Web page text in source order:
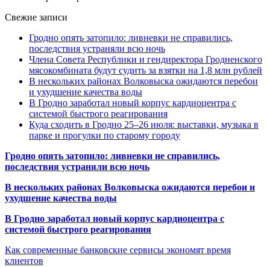
Свежие записи
Гродно опять затопило: ливневки не справились,
последствия устраняли всю ночь
Члена Совета Республики и гендиректора Гродненского
мясокомбината будут судить за взятки на 1,8 млн рублей
В нескольких районах Волковыска ожидаются перебои
и ухудшение качества воды
В Гродно заработал новый корпус кардиоцентра с
системой быстрого реагирования
Куда сходить в Гродно 25–26 июля: выставки, музыка в
парке и прогулки по старому городу
Гродно опять затопило: ливневки не справились,
последствия устраняли всю ночь
В нескольких районах Волковыска ожидаются перебои и
ухудшение качества воды
В Гродно заработал новый корпус кардиоцентра с
системой быстрого реагирования
Как современные банковские сервисы экономят время
клиентов